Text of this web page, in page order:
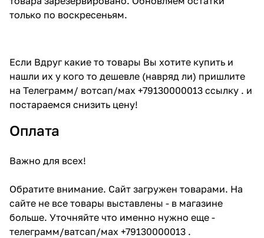
только по воскресеньям.
Если Вдруг какие то товары Вы хотите купить и
нашли их у кого то дешевле (навряд ли) пришлите
на Телеграмм/ вотсап/мах +79130000013 ссылку . и
постараемся снизить цену!
Оплата
Важно для всех!
Обратите внимание. Сайт загружен товарами. На
сайте не все товары выставлены - в магазине
больше. Уточняйте что именно нужно еще -
телеграмм/ватсап/мах +79130000013 .